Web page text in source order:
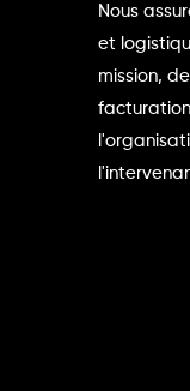
Nous
et
mission,